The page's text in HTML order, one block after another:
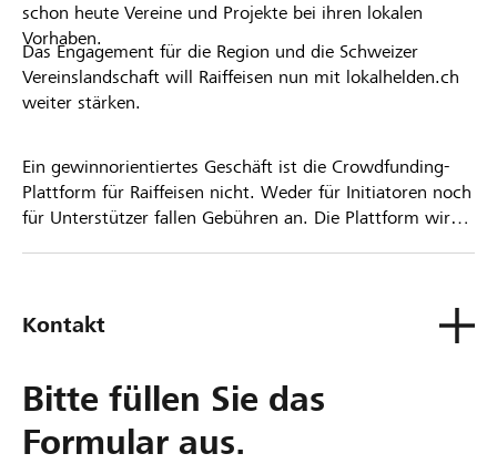
schon heute Vereine und Projekte bei ihren lokalen
Vorhaben.
Das Engagement für die Region und die Schweizer
Vereinslandschaft will Raiffeisen nun mit lokalhelden.ch
weiter stärken.
Ein gewinnorientiertes Geschäft ist die Crowdfunding-
Plattform für Raiffeisen nicht. Weder für Initiatoren noch
für Unterstützer fallen Gebühren an. Die Plattform wird
Kontakt
Bitte füllen Sie das
Formular aus.